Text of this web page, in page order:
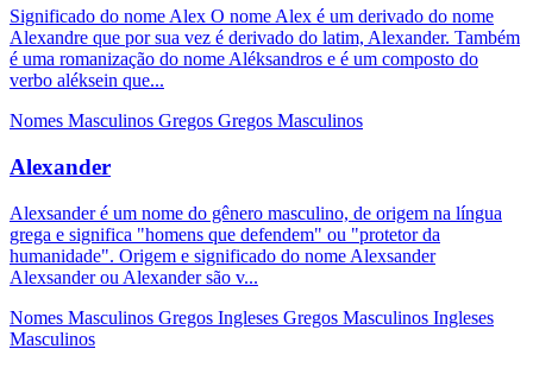
Significado do nome Alex O nome Alex é um derivado do nome
Alexandre que por sua vez é derivado do latim, Alexander. Também
é uma romanização do nome Aléksandros e é um composto do
verbo aléksein que...
Nomes Masculinos Gregos Gregos Masculinos
Alexander
Alexsander é um nome do gênero masculino, de origem na língua
grega e significa "homens que defendem" ou "protetor da
humanidade". Origem e significado do nome Alexsander
Alexsander ou Alexander são v...
Nomes Masculinos Gregos Ingleses Gregos Masculinos Ingleses
Masculinos